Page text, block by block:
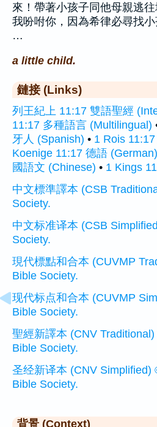
來！帶著小孩子同他母親逃
我吩咐你，因為希律必尋找小
…
a little child.
鏈接 (Links)
列王紀上 11:17 雙語聖經
11:17 多種語言 (Multilingual)
牙人 (Spanish) • 1 Rois
Koenige 11:17 德語 (German)
國語文 (Chinese) • 1 Kings
中文標準譯本 (CSB
Society.
中文标准译本 (CSB
Society.
現代標點和合本 (CUVMP
Bible Society.
现代标点和合本 (CUVMP
Bible Society.
聖經新譯本 (CNV
Bible Society.
圣经新译本 (CNV Simplified)
Bible Society.
背景 (Context)